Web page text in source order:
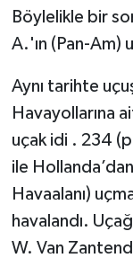
Böylelikle bir
A.'ın (Pan-Am)
Aynı tarihte
Havayollarına
uçak idi . 234
ile
Havaalanı)
havalandı.
W. Van